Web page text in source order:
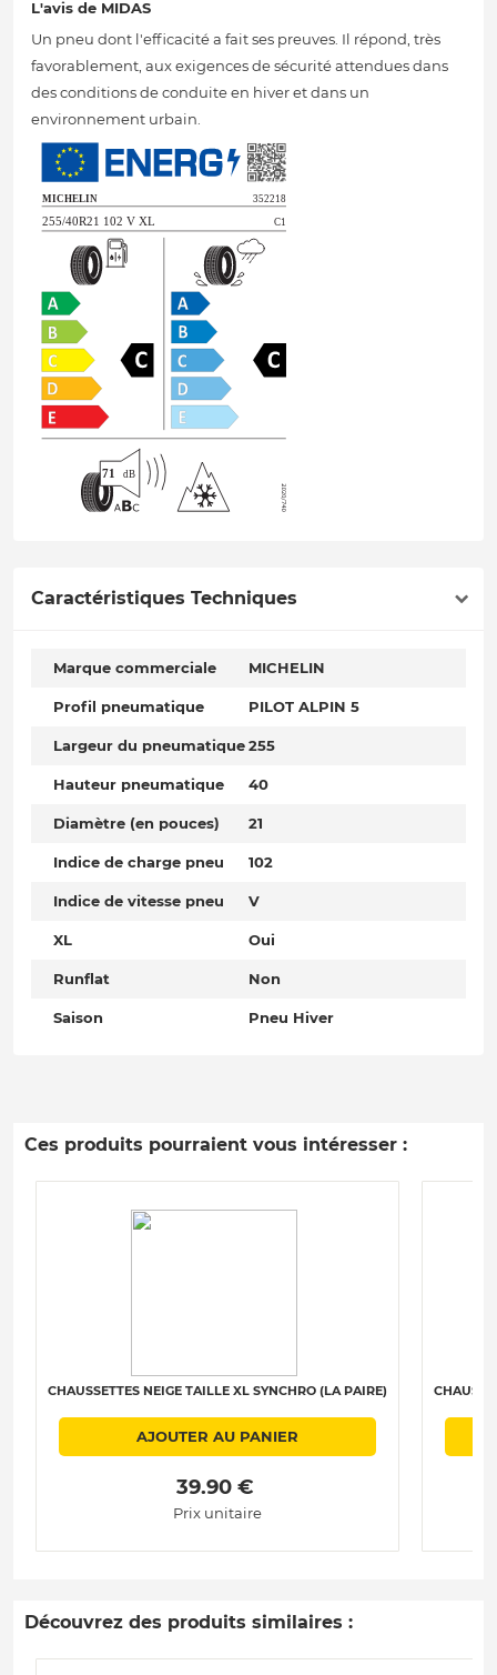
L'avis de MIDAS
Un pneu dont l'efficacité a fait ses preuves. Il répond, très
favorablement, aux exigences de sécurité attendues dans
des conditions de conduite en hiver et dans un
environnement urbain.
Caractéristiques Techniques
Marque commerciale MICHELIN
Profil pneumatique PILOT ALPIN 5
Largeur du pneumatique255
Hauteur pneumatique 40
Diamètre (en pouces) 21
Indice de charge pneu 102
Indice de vitesse pneu V
XL Oui
Runflat Non
Saison Pneu Hiver
Ces produits pourraient vous intéresser :
CHAUSSETTES NEIGE TAILLE XL SYNCHRO (LA PAIRE)
AJOUTER AU PANIER
39.90 €
Prix unitaire
Découvrez des produits similaires :